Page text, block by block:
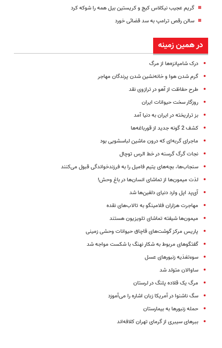
گریم عجیب نیکلاس کیج و کریستین بیل همه را شوکه کرد
سالن رقص ترامپ به سد قضائی خورد
در همین زمینه
درک شامپانزه‌ها از مرگ
گرم شدن هوا و خانه‌نشین شدن پرندگان مهاجر
طرح حفاظت از آهو در ترازوی نقد
روزگار سخت حیوانات ایران
بز تراریخته در ایران به دنیا آمد
کشف 2 گونه جدید از قورباغه‌ها
ماجرای گربه‌ای که درون ماشین لباسشویی بود
نجات گرگ گرسنه در خط الرس توچال
سنجاب‌ها، بچه‌های یتیم فامیل را به فرزندخواندگی قبول می‌کنند
لذت میمون‌ها از تماشای انسان‌ها در باغ وحش!
آی‌پد اپل وارد دنیای دلفین‌ها شد
مهاجرت هزاران فلامینگو به تالاب‌های نقده
میمون‌ها شیفته تماشای تلویزیون هستند
پاریس مرکز گوشت‌های قاچاق حیوانات وحشی زمینی
گفتگوهای مربوط به شکار نهنگ با شکست مواجه شد
سوءتغذیه زنبورهای عسل
ساوالان متولد شد
مرگ یک قلاده پلنگ در لرستان
سگ‌ ناشنوا در آمریکا زبان اشاره را می‌آموزد
حمله زنبورها به بیمارستان
ببرهای سیبری از گرمای تهران کلافه‌اند